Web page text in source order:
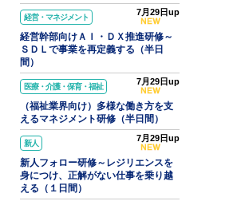
経営・マネジメント 7月29日up
経営幹部向けＡＩ・ＤＸ推進研修～
ＳＤＬで事業を再定義する（半日
間）
医療・介護・保育・福祉 7月29日up
（福祉業界向け）多様な働き方を支
えるマネジメント研修（半日間）
新人 7月29日up
新人フォロー研修～レジリエンスを
身につけ、正解がない仕事を乗り越
える（１日間）